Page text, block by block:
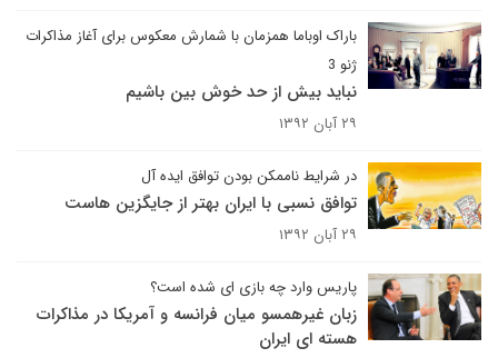
باراک اوباما همزمان با شمارش معکوس برای آغاز مذاکرات
ژنو 3
نباید بیش از حد خوش بین باشیم
۲۹ آبان ۱۳۹۲
در شرایط ناممکن بودن توافق ایده آل
توافق نسبی با ایران بهتر از جایگزین هاست
۲۹ آبان ۱۳۹۲
پاریس وارد چه بازی ای شده است؟
زبان غیرهمسو میان فرانسه و آمریکا در مذاکرات
هسته ای ایران